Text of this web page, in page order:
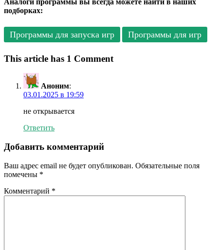
подборках:
Программы для запуска игр Программы для игр
This article has 1 Comment
Аноним:
03.01.2025 в 19:59
не открывается
Ответить
Добавить комментарий
Ваш адрес email не будет опубликован. Обязательные поля
помечены *
Комментарий *